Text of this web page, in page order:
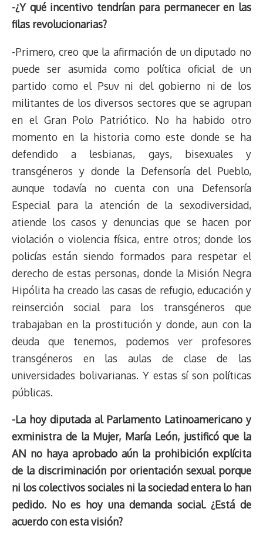
-¿Y qué incentivo tendrían para permanecer en las
filas revolucionarias?
-Primero, creo que la afirmación de un diputado no
puede ser asumida como política oficial de un
partido como el Psuv ni del gobierno ni de los
militantes de los diversos sectores que se agrupan
en el Gran Polo Patriótico. No ha habido otro
momento en la historia como este donde se ha
defendido a lesbianas, gays, bisexuales y
transgéneros y donde la Defensoría del Pueblo,
aunque todavía no cuenta con una Defensoría
Especial para la atención de la sexodiversidad,
atiende los casos y denuncias que se hacen por
violación o violencia física, entre otros; donde los
policías están siendo formados para respetar el
derecho de estas personas, donde la Misión Negra
Hipólita ha creado las casas de refugio, educación y
reinserción social para los transgéneros que
trabajaban en la prostitución y donde, aun con la
deuda que tenemos, podemos ver profesores
transgéneros en las aulas de clase de las
universidades bolivarianas. Y estas sí son políticas
públicas.
-La hoy diputada al Parlamento Latinoamericano y
exministra de la Mujer, María León, justificó que la
AN no haya aprobado aún la prohibición explícita
de la discriminación por orientación sexual porque
ni los colectivos sociales ni la sociedad entera lo han
pedido. No es hoy una demanda social. ¿Está de
acuerdo con esta visión?